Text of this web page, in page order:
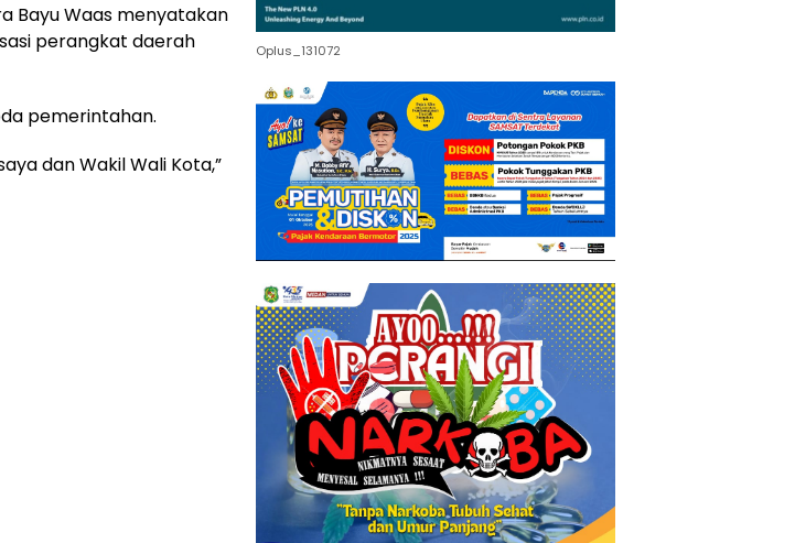
Bayu Waas menyatakan
perangkat daerah
pemerintahan.
dan Wakil Wali Kota,”
Oplus_131072